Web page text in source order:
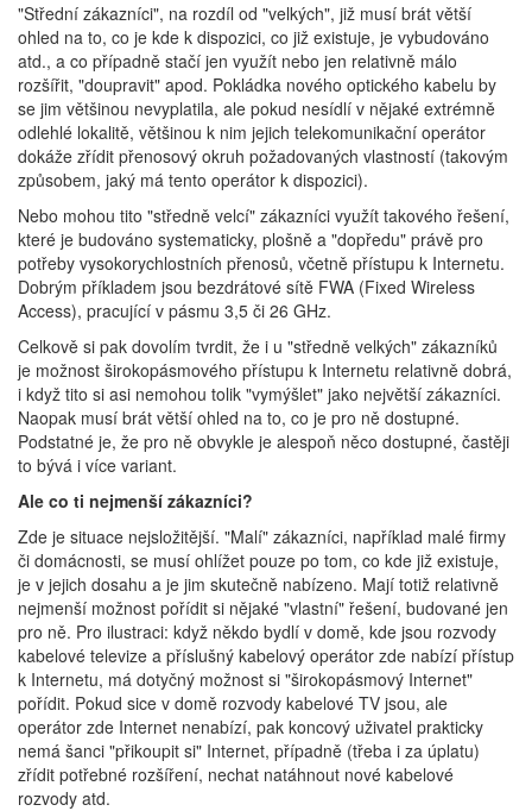
"Střední zákazníci", na rozdíl od "velkých", již musí brát větší
ohled na to, co je kde k dispozici, co již existuje, je vybudováno
atd., a co případně stačí jen využít nebo jen relativně málo
rozšířit, "doupravit" apod. Pokládka nového optického kabelu by
se jim většinou nevyplatila, ale pokud nesídlí v nějaké extrémně
odlehlé lokalitě, většinou k nim jejich telekomunikační operátor
dokáže zřídit přenosový okruh požadovaných vlastností (takovým
způsobem, jaký má tento operátor k dispozici).
Nebo mohou tito "středně velcí" zákazníci využít takového řešení,
které je budováno systematicky, plošně a "dopředu" právě pro
potřeby vysokorychlostních přenosů, včetně přístupu k Internetu.
Dobrým příkladem jsou bezdrátové sítě FWA (Fixed Wireless
Access), pracující v pásmu 3,5 či 26 GHz.
Celkově si pak dovolím tvrdit, že i u "středně velkých" zákazníků
je možnost širokopásmového přístupu k Internetu relativně dobrá,
i když tito si asi nemohou tolik "vymýšlet" jako největší zákazníci.
Naopak musí brát větší ohled na to, co je pro ně dostupné.
Podstatné je, že pro ně obvykle je alespoň něco dostupné, častěji
to bývá i více variant.
Ale co ti nejmenší zákazníci?
Zde je situace nejsložitější. "Malí" zákazníci, například malé firmy
či domácnosti, se musí ohlížet pouze po tom, co kde již existuje,
je v jejich dosahu a je jim skutečně nabízeno. Mají totiž relativně
nejmenší možnost pořídit si nějaké "vlastní" řešení, budované jen
pro ně. Pro ilustraci: když někdo bydlí v domě, kde jsou rozvody
kabelové televize a příslušný kabelový operátor zde nabízí přístup
k Internetu, má dotyčný možnost si "širokopásmový Internet"
pořídit. Pokud sice v domě rozvody kabelové TV jsou, ale
operátor zde Internet nenabízí, pak koncový uživatel prakticky
nemá šanci "přikoupit si" Internet, případně (třeba i za úplatu)
zřídit potřebné rozšíření, nechat natáhnout nové kabelové
rozvody atd.